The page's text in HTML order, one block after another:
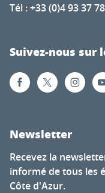
Tél : +33 (0)4 93 37
Suivez-nous sur
Newsletter
Recevez la
informé de tous les
Côte d'Azur.